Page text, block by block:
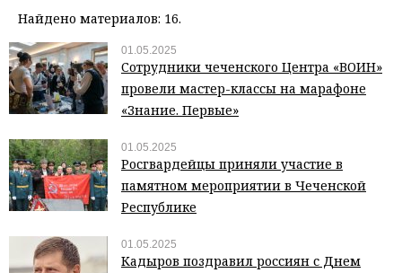
Найдено материалов: 16.
01.05.2025
Сотрудники чеченского Центра «ВОИН»
провели мастер-классы на марафоне
«Знание. Первые»
01.05.2025
Росгвардейцы приняли участие в
памятном мероприятии в Чеченской
Республике
01.05.2025
Кадыров поздравил россиян с Днем